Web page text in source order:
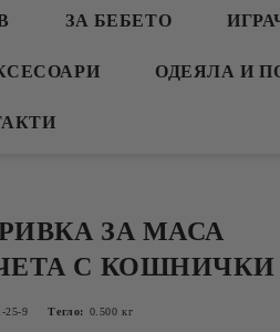
ЗА БЕБЕТО
ОДЕЯЛА И
ЗА МАСА
С КОШНИЧКИ
25-9 Тегло: 0.500 кг